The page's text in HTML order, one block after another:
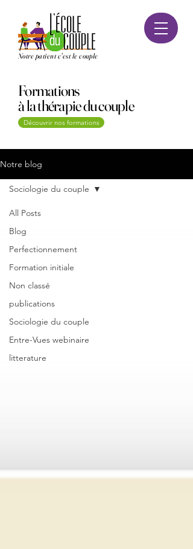
Notre patient c'est le couple
Formations
à la thérapie du couple
Découvrir nos formations
Notre blog
All Posts
Blog
Perfectionnement
Formation initiale
Non classé
publications
Sociologie du couple
Entre-Vues webinaire
litterature
Sociologie du couple